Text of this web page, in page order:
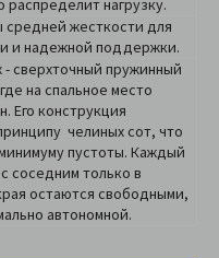
распределит нагрузку.
средней жесткости для
и надежной поддержки.
- сверхточный пружинный
на спальное место
Его конструкция
челиных сот, что
пустоты. Каждый
соседним только в
остаются свободными,
автономной.